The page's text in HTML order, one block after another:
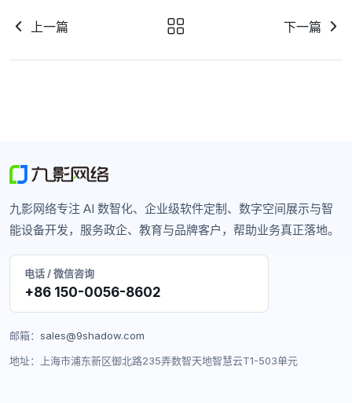
上一篇 下一篇
九影网络专注 AI 数智化、企业级软件定制、数字空间展示与智
能设备开发，服务政企、教育与品牌客户，帮助业务真正落地。
电话 / 微信咨询
+86 150-0056-8602
邮箱： sales@9shadow.com
地址：上海市浦东新区御北路235弄数智天地智慧云T1-503单元